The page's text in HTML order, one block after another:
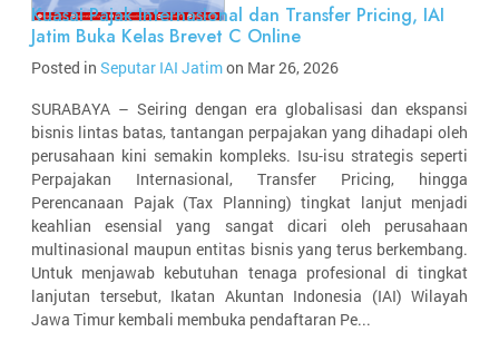
Kuasai Pajak Internasional dan Transfer Pricing, IAI
Jatim Buka Kelas Brevet C Online
Posted in Seputar IAI Jatimon Mar 26, 2026
SURABAYA – Seiring dengan era globalisasi dan ekspansi
bisnis lintas batas, tantangan perpajakan yang dihadapi oleh
perusahaan kini semakin kompleks. Isu-isu strategis seperti
Perpajakan Internasional, Transfer Pricing, hingga
Perencanaan Pajak (Tax Planning) tingkat lanjut menjadi
keahlian esensial yang sangat dicari oleh perusahaan
multinasional maupun entitas bisnis yang terus berkembang.
Untuk menjawab kebutuhan tenaga profesional di tingkat
lanjutan tersebut, Ikatan Akuntan Indonesia (IAI) Wilayah
Jawa Timur kembali membuka pendaftaran Pe...